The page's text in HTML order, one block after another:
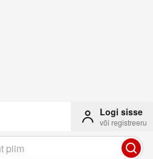
Logi sisse
või registreeru